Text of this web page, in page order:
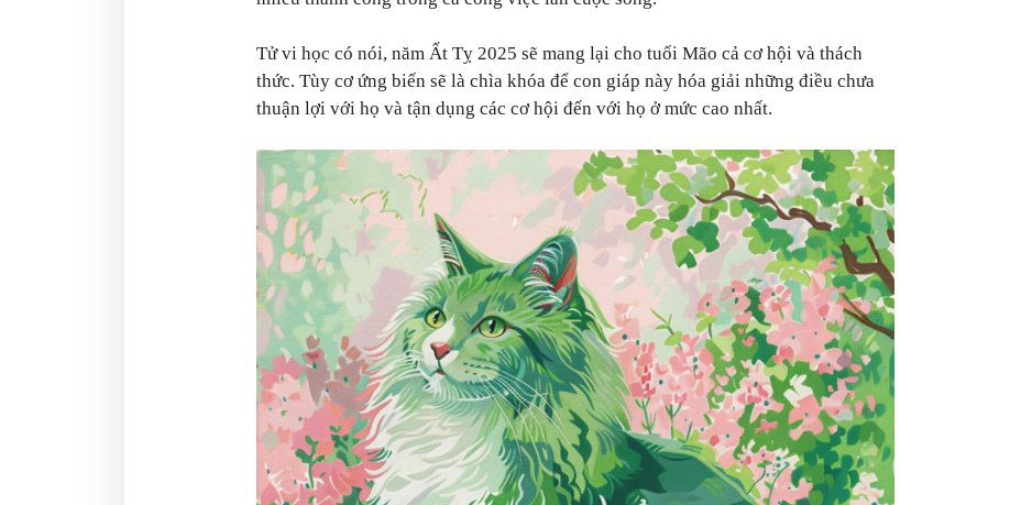
Tử vi học có nói, năm Ất Tỵ 2025 sẽ mang lại cho tuổi Mão cả cơ hội và thách
thức. Tùy cơ ứng biến sẽ là chìa khóa để con giáp này hóa giải những điều chưa
thuận lợi với họ và tận dụng các cơ hội đến với họ ở mức cao nhất.